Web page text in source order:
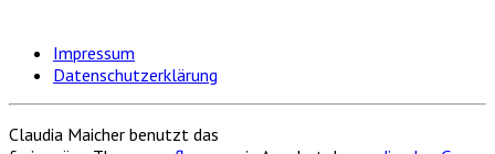
Impressum
Datenschutzerklärung
Claudia Maicher benutzt das